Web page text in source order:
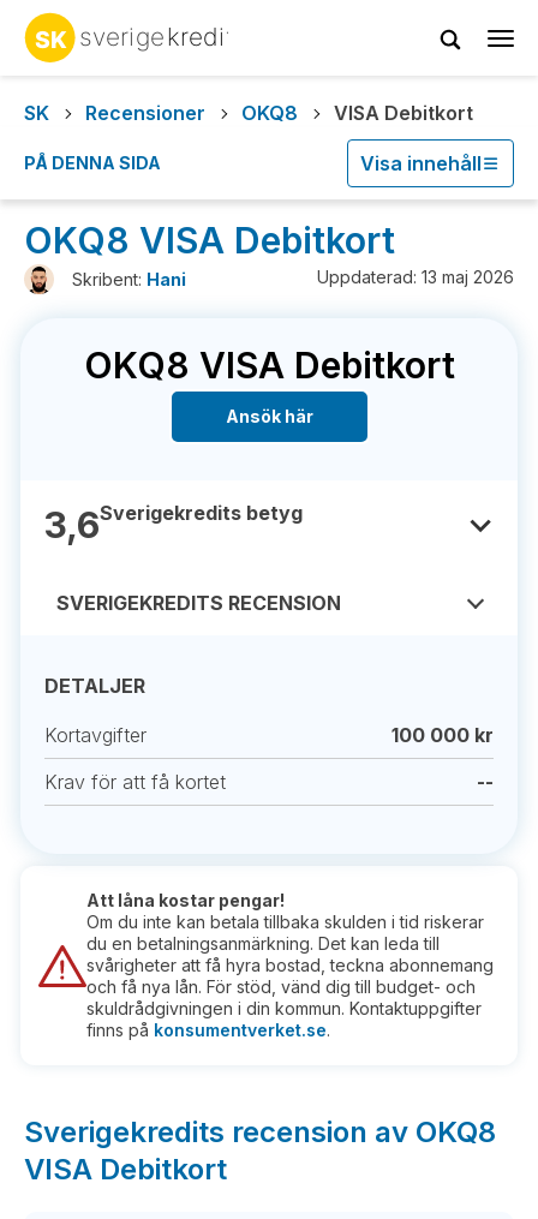
SK
Recensioner OKQ8 VISA Debitkort
PÅ DENNA SIDA Visa innehåll
OKQ8 VISA Debitkort
Skribent: Hani Uppdaterad: 13 maj 2026
OKQ8 VISA Debitkort
Ansök här
3,6Sverigekredits betyg
SVERIGEKREDITS RECENSION
DETALJER
Kortavgifter
100 000 kr
Krav för att få kortet
--
Att låna kostar pengar!
Om du inte kan betala tillbaka skulden i tid riskerar
du en betalningsanmärkning. Det kan leda till
svårigheter att få hyra bostad, teckna abonnemang
och få nya lån. För stöd, vänd dig till budget- och
skuldrådgivningen i din kommun. Kontaktuppgifter
finns på konsumentverket.se.
Sverigekredits recension av OKQ8
VISA Debitkort